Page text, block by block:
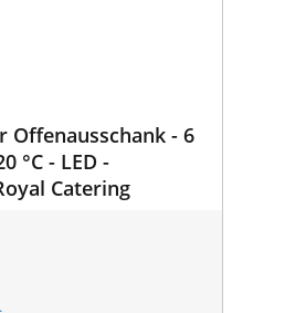
Offenausschank - 6
°C - LED -
Catering